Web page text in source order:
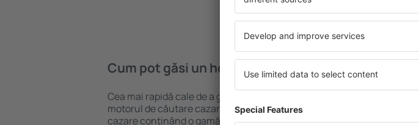
Cum pot găsi un hotel în Krieglach?
Cea mai rapidă cale de a găsi un hotel în Krieglach este folosind
motorul de căutare cazare eSky. Baza mare de date cu locuri de
cazare conţinând o gamă largă de opţiuni este o garanție că veți